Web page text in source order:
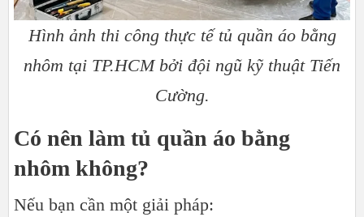
Hình ảnh thi công thực tế tủ quần áo bằng
nhôm tại TP.HCM bởi đội ngũ kỹ thuật Tiến
Cường.​​​​​​​
Có nên làm tủ quần áo bằng
nhôm không?
Nếu bạn cần một giải pháp: